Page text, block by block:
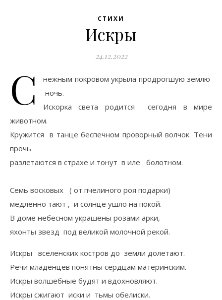
СТИХИ
Искры
24.12.2022
С
нежным покровом укрыла продрогшую землю
ночь.
Искорка света родится сегодня в мире
животном.
Кружится в танце беспечном проворный волчок. Тени
прочь
разлетаются в страхе и тонут в иле болотном.
Семь восковых ( от пчелиного роя подарки)
медленно тают , и солнце ушло на покой.
В доме небесном украшены розами арки,
яхонты звезд под великой молочной рекой.
Искры вселенских костров до земли долетают.
Речи младенцев понятны сердцам материнским.
Искры волшебные будят и вдохновляют.
Искры сжигают иски и тьмы обелиски.